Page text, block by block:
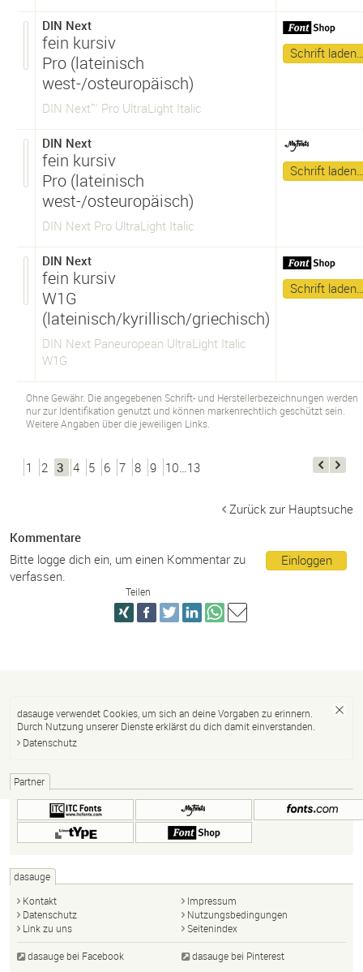
DIN Next
fein kursiv
Pro (lateinisch
west-/osteuropäisch)
DIN Next™ Pro UltraLight Italic
Schrift
DIN Next
fein kursiv
Pro (lateinisch
west-/osteuropäisch)
DIN Next Pro UltraLight Italic
Schrift
DIN Next
fein kursiv
W1G
(lateinisch/kyrillisch/griechisch)
DIN Next Paneuropean UltraLight Italic
W1G
Schrift
Ohne Gewähr. Die angegebenen Schrift- und Herstellerbezeichnungen werden
nur zur Identifikation genutzt und können markenrechtlich geschützt sein.
Weitere Angaben über die jeweiligen Links.
1 2 3 4 5 6 7 8 9 10…13
Zurück zur Hauptsuche
Kommentare
Einloggen
Bitte logge dich ein, um einen Kommentar zu
verfassen.
Teilen
dasauge verwendet Cookies, um sich an deine Vorgaben zu erinnern.
Durch Nutzung unserer Dienste erklärst du dich damit einverstanden.
Datenschutz
Partner
dasauge
Kontakt
Impressum
Datenschutz
Nutzungsbedingungen
Link zu uns
Seitenindex
dasauge bei Facebook dasauge bei Pinterest